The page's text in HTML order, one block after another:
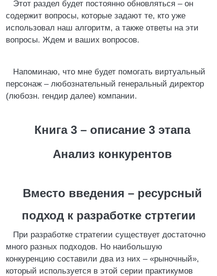
Этот раздел будет постоянно обновляться – он
содержит вопросы, которые задают те, кто уже
использовал наш алгоритм, а также ответы на эти
вопросы. Ждем и ваших вопросов.
Напоминаю, что мне будет помогать виртуальный
персонаж – любознательный генеральный директор
(любозн. гендир далее) компании.
Книга 3 – описание 3 этапа
Анализ конкурентов
Вместо введения – ресурсный
подход к разработке стртегии
При разработке стратегии существует достаточно
много разных подходов. Но наибольшую
конкуренцию составили два из них – «рыночный»,
который используется в этой серии практикумов